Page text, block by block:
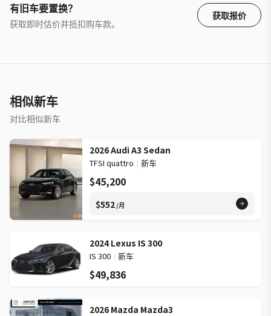
有旧车要置换？
获取即时估价并抵扣购车款。
获取报价
相似新车
对比相似新车
2026 Audi A3 Sedan
TFSI quattro | 新车
$45,200
$552/月
2024 Lexus IS 300
IS 300 | 新车
$49,836
2026 Mazda Mazda3